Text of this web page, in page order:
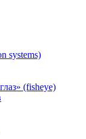
systems)
(fisheye)